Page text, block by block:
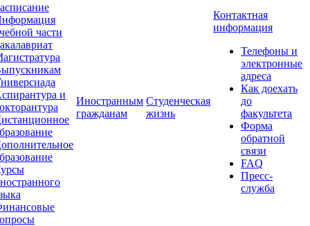
части
и
Иностранным
гражданам
Студенческая
жизнь
Контактная
информация
Телефоны и
электронные
адреса
Как доехать
до
факультета
Форма
обратной
связи
FAQ
Пресс-
служба